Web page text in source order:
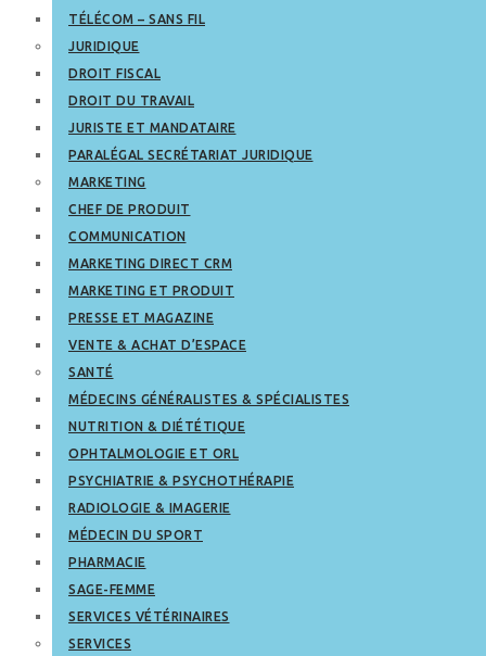
TÉLÉCOM – SANS FIL
JURIDIQUE
DROIT FISCAL
DROIT DU TRAVAIL
JURISTE ET MANDATAIRE
PARALÉGAL SECRÉTARIAT JURIDIQUE
MARKETING
CHEF DE PRODUIT
COMMUNICATION
MARKETING DIRECT CRM
MARKETING ET PRODUIT
PRESSE ET MAGAZINE
VENTE & ACHAT D’ESPACE
SANTÉ
MÉDECINS GÉNÉRALISTES & SPÉCIALISTES
NUTRITION & DIÉTÉTIQUE
OPHTALMOLOGIE ET ORL
PSYCHIATRIE & PSYCHOTHÉRAPIE
RADIOLOGIE & IMAGERIE
MÉDECIN DU SPORT
PHARMACIE
SAGE-FEMME
SERVICES VÉTÉRINAIRES
SERVICES